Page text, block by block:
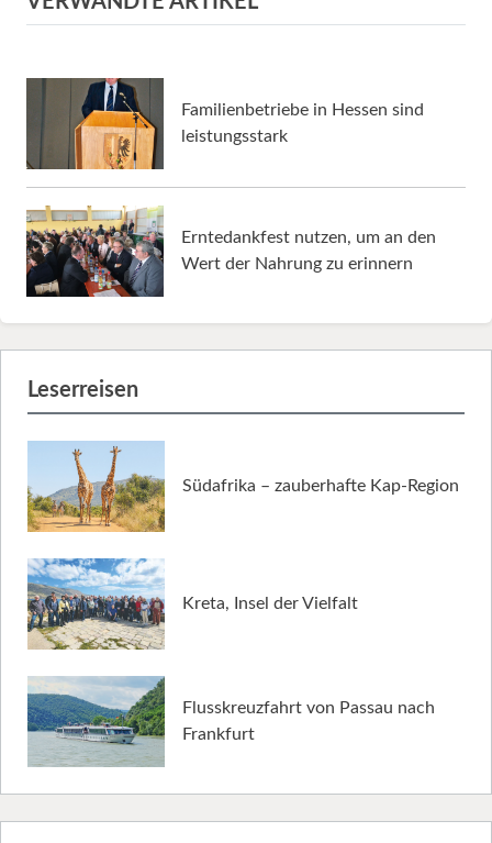
Familienbetriebe in Hessen sind
leistungsstark
Erntedankfest nutzen, um an den
Wert der Nahrung zu erinnern
Leserreisen
Südafrika – zauberhafte Kap-Region
Kreta, Insel der Vielfalt
Flusskreuzfahrt von Passau nach
Frankfurt